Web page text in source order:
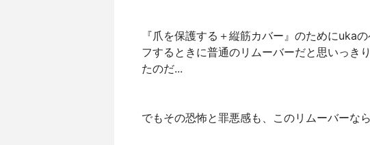
『爪を保護する＋縦筋カバー』のためにuka
フするときに普通のリムーバーだと思いっき
たのだ...
でもその恐怖と罪悪感も、このリムーバーなら